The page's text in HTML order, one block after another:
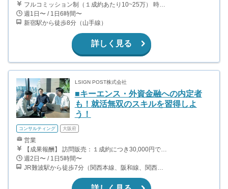
フルコミッション制（１成約あたり10~25万） 時給換算で（2000円〜2500円）程度が目安となります。 月100万を稼ぐ学生多数在籍しています。 ■収入例 〇入社1か月目（早稲田大学2年生） 役職：アポインター 月間1契約×10万円＝10万円 ＋交通費 〇入社3か月目（明治大学2年生） 役職：アポインター 月間2契約×13万円＝26万円 ＋交通費 〇入社6か月目（慶應義塾大学3年生） 役職：アポインター 月間5契約×15万円＝75万円 ＋交通費 〇入社15か月目（東京大学3年生） 役職：クローザー 月間3契約×25万=75万円 ＋交通費 交通費支給あり
週1日〜 / 1日6時間〜
新宿駅から徒歩8分（山手線）
詳しく見る
LSIGN POST株式会社
■キーエンス・外資金融への内定者
も！就活無双のスキルを習得しよ
う！
コンサルティング 大阪府
営業
【成果報酬】 訪問販売：１成約につき30,000円です。 例えば、光インターネットの成約であれば、平均的に2.5日で1件の契約が見込めます。（12,000円/1日6時間稼働） ＜月収例＞月に100万以上稼ぐ方もいます！ ・月5件成約：150,000円 ・月15件成約：450,000円 ・月30成約：900,000円➕マネジメントインセンティブ300,000円 合計1,200,000円 時給換算で2,000円程度が、平均的なインターン生の報酬となっています。
週2日〜 / 1日5時間〜
JR難波駅から徒歩7分（関西本線、阪和線、関西空港線） 大阪難波駅から徒歩13分（近鉄奈良線、阪神なんば線） 桜川駅から徒歩4分（大阪メトロ千日前線、阪神なんば線）